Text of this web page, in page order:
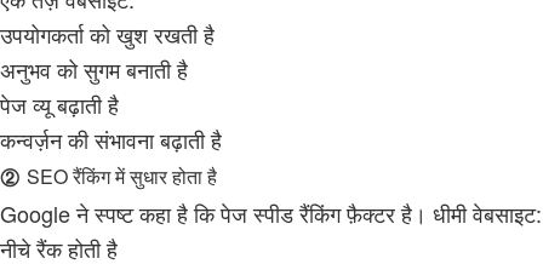
उपयोगकर्ता को खुश रखती है
अनुभव को सुगम बनाती है
पेज व्यू बढ़ाती है
कन्वर्ज़न की संभावना बढ़ाती है
② SEO रैंकिंग में सुधार होता है
Google ने स्पष्ट कहा है कि पेज स्पीड रैंकिंग फ़ैक्टर है। धीमी वेबसाइट:
नीचे रैंक होती है